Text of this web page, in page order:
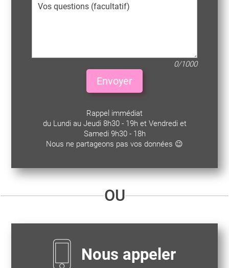
0/1000
Envoyer
Rappel immédiat
du Lundi au Jeudi 8h30 - 19h et Vendredi et
Samedi 9h30 - 18h
Nous ne partageons pas vos données 😉
OU
Nous appeler